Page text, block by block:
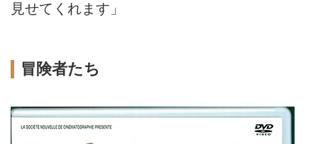
見せてくれます」
冒険者たち